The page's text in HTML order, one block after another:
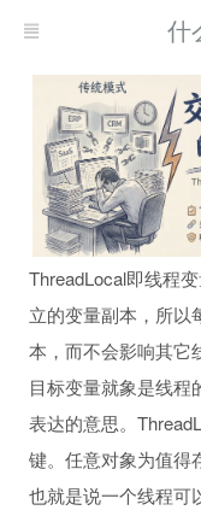
什
ThreadLocal即线程
立的变量副本，所以
本，而不会影响其它
目标变量就象是线程
表达的意思。
键。任意对象为值得
也就是说一个线程可